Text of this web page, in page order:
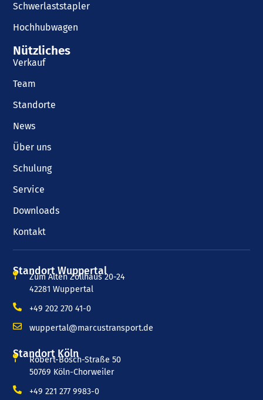
Schwerlaststapler
Hochhubwagen
Nützliches
Verkauf
Team
Standorte
News
Über uns
Schulung
Service
Downloads
Kontakt
Standort Wuppertal
Zum Alten Zollhaus 20-24
42281 Wuppertal
+49 202 270 41-0
wuppertal@marcustransport.de
Standort Köln
Robert-Bosch-Straße 50
50769 Köln-Chorweiler
+49 221 277 9983-0